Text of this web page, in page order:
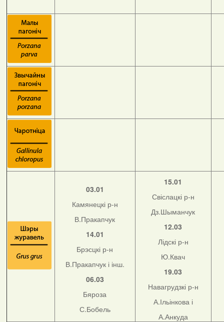
03.01
Камянецкі р-н
В.Пракапчук
14.01
Брэсцкі р-н
В.Пракапчук і інш.
06.03
Бяроза
С.Бобель
15.01
Свіслацкі р-н
Дз.Шыманчук
12.03
Лідскі р-н
Ю.Квач
19.03
Навагрудзкі р-н
А.Ільінкова і
А.Анкуда